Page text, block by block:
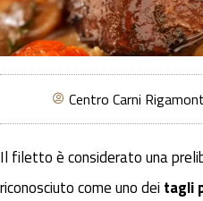
Centro Carni
Il filetto è considerato una
riconosciuto come uno dei tagli